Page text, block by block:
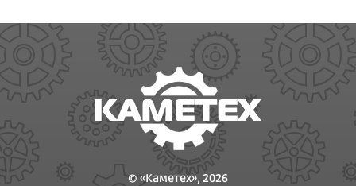
© «Каметех», 2026